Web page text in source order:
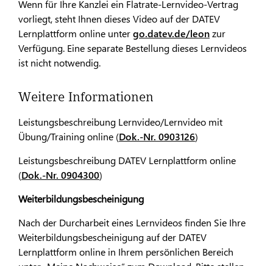
Wenn für Ihre Kanzlei ein Flatrate-Lernvideo-Vertrag
vorliegt, steht Ihnen dieses Video auf der DATEV
Lernplattform online untergo.datev.de/leonzur
Verfügung. Eine separate Bestellung dieses Lernvideos
ist nicht notwendig.
Weitere Informationen
Leistungsbeschreibung Lernvideo/Lernvideo mit
Übung/Training online (Dok.-Nr. 0903126)
Leistungsbeschreibung DATEV Lernplattform online
(Dok.-Nr. 0904300)
Weiterbildungsbescheinigung
Nach der Durcharbeit eines Lernvideos finden Sie Ihre
Weiterbildungsbescheinigung auf der DATEV
Lernplattform online in Ihrem persönlichen Bereich